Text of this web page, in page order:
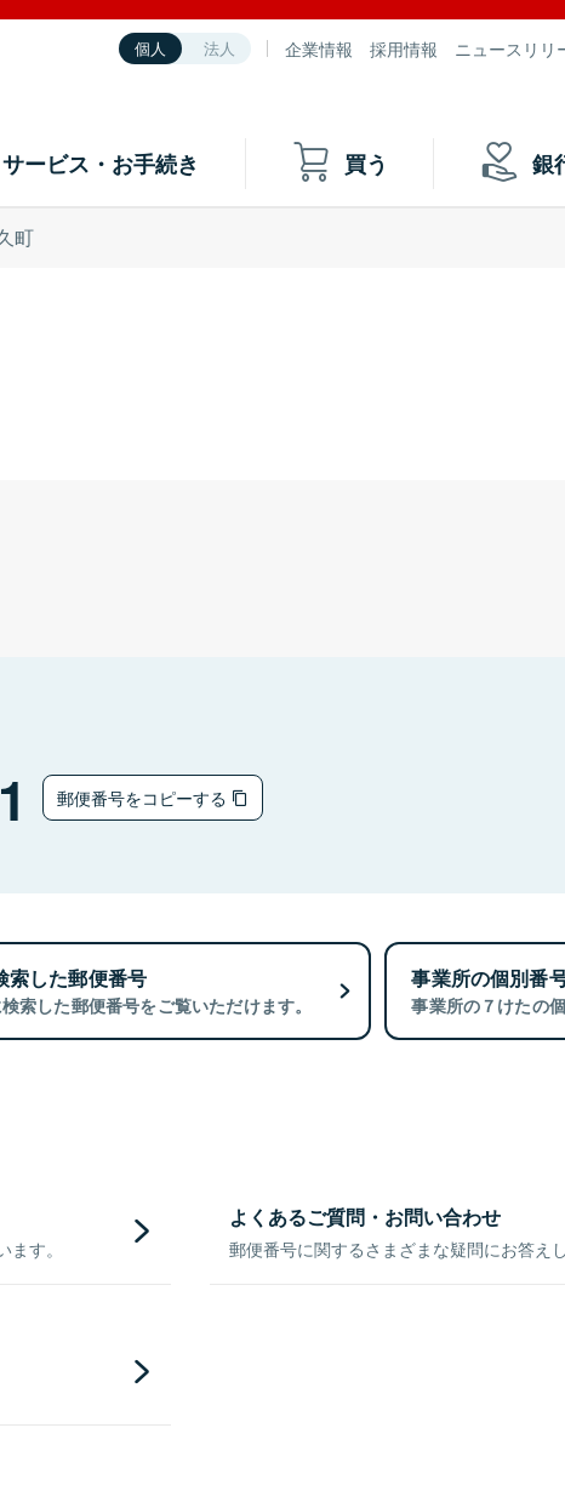
個人 法人 企業情報 採用情報 ニュースリリ
サービス・お手続き 買う 銀
町
郵便番号をコピーする
索した郵便番号
索した郵便番号をご覧いただけます。
事業所の個別番
事業所の７けたの
す。
よくあるご質問・お問い合わせ
郵便番号に関するさまざまな疑問にお答えし